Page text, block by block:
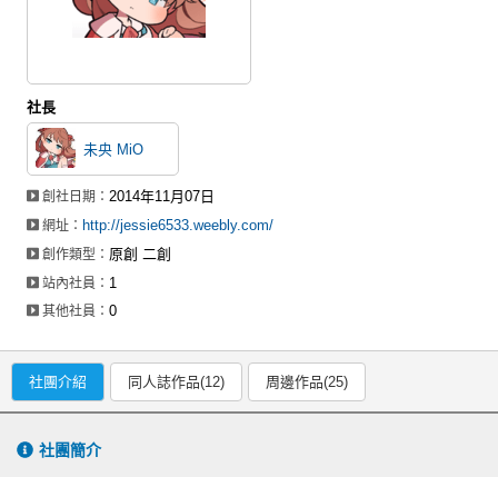
社長
未央 MiO
創社日期：2014年11月07日
網址： http://jessie6533.weebly.com/
創作類型： 原創 二創
站內社員： 1
其他社員：0
社團介紹 同人誌作品(12) 周邊作品(25)
社團簡介